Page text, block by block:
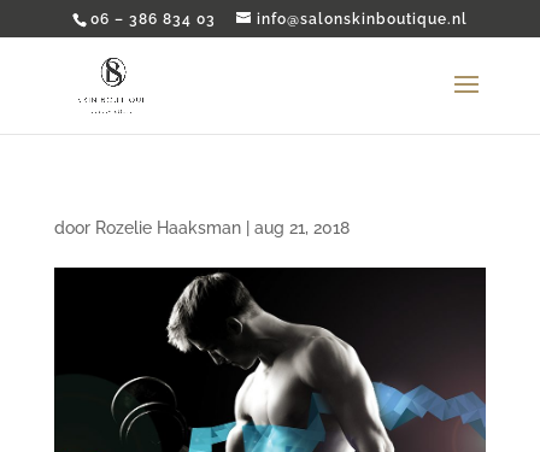
06 – 386 834 03 info@salonskinboutique.nl
door Rozelie Haaksman| aug 21, 2018